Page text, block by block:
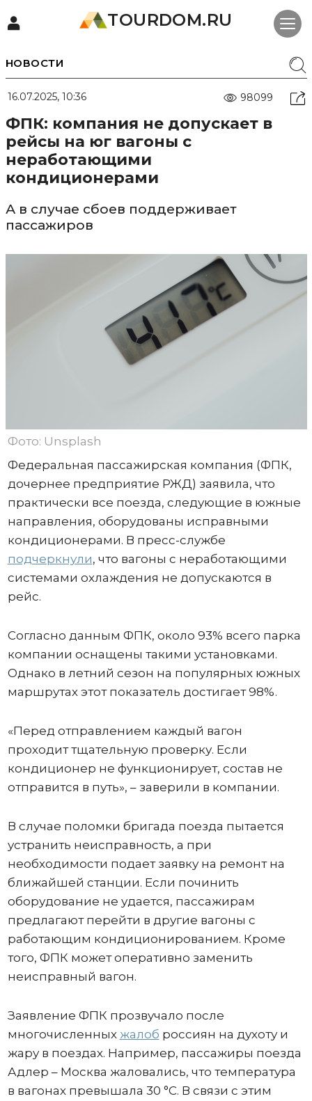
TOURDOM.RU
НОВОСТИ
16.07.2025, 10:36 98099
ФПК: компания не допускает в
рейсы на юг вагоны с
неработающими
кондиционерами
А в случае сбоев поддерживает
пассажиров
Фото: Unsplash
Федеральная пассажирская компания (ФПК,
дочернее предприятие РЖД) заявила, что
практически все поезда, следующие в южные
направления, оборудованы исправными
кондиционерами. В пресс-службе
подчеркнули, что вагоны с неработающими
системами охлаждения не допускаются в
рейс.
Согласно данным ФПК, около 93% всего парка
компании оснащены такими установками.
Однако в летний сезон на популярных южных
маршрутах этот показатель достигает 98%.
«Перед отправлением каждый вагон
проходит тщательную проверку. Если
кондиционер не функционирует, состав не
отправится в путь», – заверили в компании.
В случае поломки бригада поезда пытается
устранить неисправность, а при
необходимости подает заявку на ремонт на
ближайшей станции. Если починить
оборудование не удается, пассажирам
предлагают перейти в другие вагоны с
работающим кондиционированием. Кроме
того, ФПК может оперативно заменить
неисправный вагон.
Заявление ФПК прозвучало после
многочисленных жалоб россиян на духоту и
жару в поездах. Например, пассажиры поезда
Адлер – Москва жаловались, что температура
в вагонах превышала 30 °C. В связи с этим